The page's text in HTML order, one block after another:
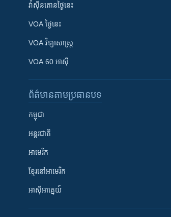
វ៉ាស៊ីនតោន​ថ្ងៃ​នេះ
VOA ថ្ងៃនេះ
VOA ​វិទ្យាសាស្ត្រ
VOA 60 អាស៊ី
ព័ត៌មាន​តាមប្រធានបទ​
កម្ពុជា
អន្តរជាតិ
អាមេរិក
ខ្មែរ​នៅអាមេរិក
អាស៊ីអាគ្នេយ៍